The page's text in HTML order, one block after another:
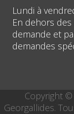
Lundi à
En dehors
demande et
demandes
Copyright ©
Georgallides.